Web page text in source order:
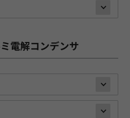
電解コンデンサ